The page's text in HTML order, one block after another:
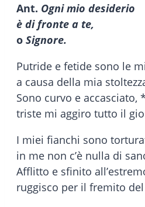
Ant. Ogni mio desiderio
è di fronte a te,
o Signore.
Putride e fetide sono le
a causa della mia
Sono curvo e accasciato, *
triste mi aggiro tutto il
I miei fianchi sono
in me non c’è nulla di
Afflitto e sfinito
ruggisco per il fremito